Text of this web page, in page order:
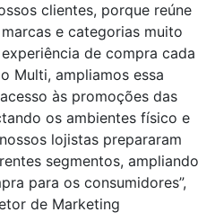
clientes, porque reúne
e categorias muito
de compra cada
Multi, ampliamos essa
às promoções das
os ambientes físico e
lojistas prepararam
segmentos, ampliando
para os consumidores”,
de Marketing